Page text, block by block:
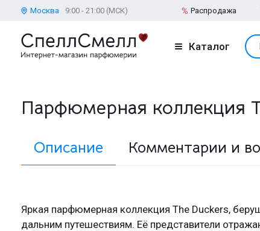
Москва 9:00 - 21:00 (МСК) Распродажа
Каталог
Парфюмерная коллекция
Описание Комментарии и
Яркая парфюмерная коллекция The Duckers,
дальним путешествиям. Её представители